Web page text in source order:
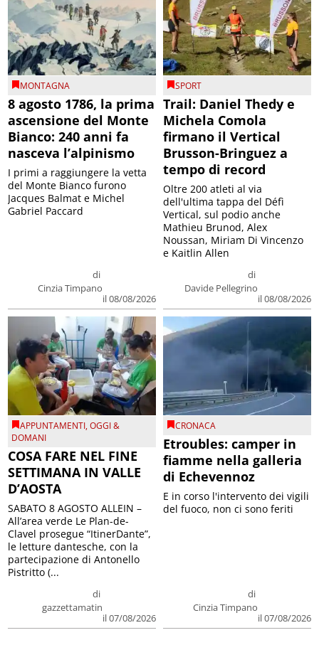
MONTAGNA
8 agosto 1786, la prima
ascensione del Monte
Bianco: 240 anni fa
nasceva l’alpinismo
di
Cinzia Timpano
il 08/08/2026
I primi a raggiungere la vetta
del Monte Bianco furono
Jacques Balmat e Michel
Gabriel Paccard
SPORT
Trail: Daniel Thedy e
Michela Comola
firmano il Vertical
Brusson-Bringuez a
tempo di record
di
Davide Pellegrino
il 08/08/2026
Oltre 200 atleti al via
dell'ultima tappa del Défì
Vertical, sul podio anche
Mathieu Brunod, Alex
Noussan, Miriam Di Vincenzo
e Kaitlin Allen
APPUNTAMENTI,OGGI &
DOMANI
COSA FARE NEL FINE
SETTIMANA IN VALLE
D’AOSTA
di
gazzettamatin
il 07/08/2026
SABATO 8 AGOSTO ALLEIN –
All’area verde Le Plan-de-
Clavel prosegue “ItinerDante”,
le letture dantesche, con la
partecipazione di Antonello
Pistritto (...
CRONACA
Etroubles: camper in
fiamme nella galleria
di Echevennoz
di
Cinzia Timpano
il 07/08/2026
E in corso l'intervento dei vigili
del fuoco, non ci sono feriti